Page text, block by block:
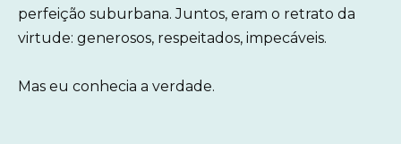
perfeição suburbana. Juntos, eram o retrato da
virtude: generosos, respeitados, impecáveis.
Mas eu conhecia a verdade.